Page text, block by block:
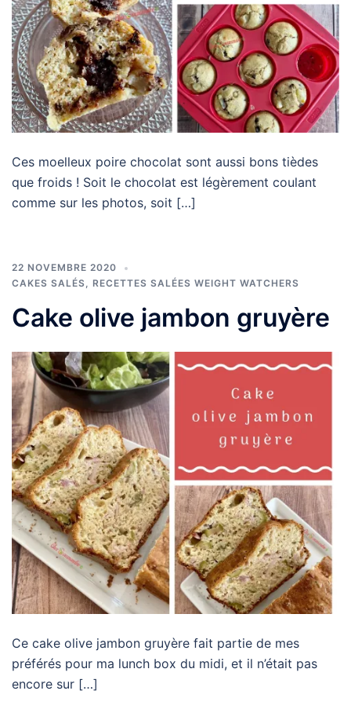
Ces moelleux poire chocolat sont aussi bons tièdes
que froids ! Soit le chocolat est légèrement coulant
comme sur les photos, soit […]
22 NOVEMBRE 2020
CAKES SALÉS
RECETTES SALÉES WEIGHT WATCHERS
Cake olive jambon gruyère
Ce cake olive jambon gruyère fait partie de mes
préférés pour ma lunch box du midi, et il n’était pas
encore sur […]